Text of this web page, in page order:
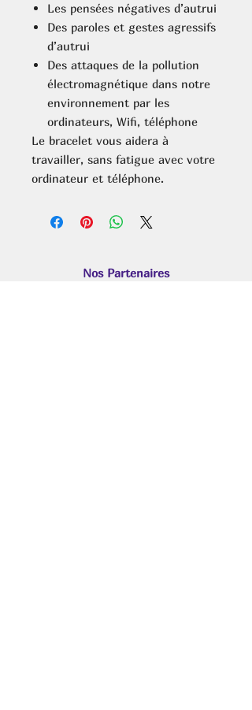
Les pensées négatives d’autrui
Des paroles et gestes agressifs
d’autrui
Des attaques de la pollution
électromagnétique dans notre
environnement par les
ordinateurs, Wifi, téléphone
Le bracelet vous aidera à
travailler, sans fatigue avec votre
ordinateur et téléphone.
Nos Partenaires